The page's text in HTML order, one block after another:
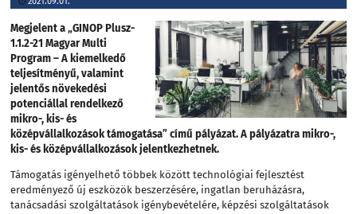
Megjelent a „GINOP Plusz-
1.1.2-21 Magyar Multi
Program – A kiemelkedő
teljesítményű, valamint
jelentős növekedési
potenciállal rendelkező
mikro-, kis- és
középvállalkozások támogatása” című pályázat. A pályázatra mikro-,
kis- és középvállalkozások jelentkezhetnek.
Támogatás igényelhető többek között technológiai fejlesztést
eredményező új eszközök beszerzésére, ingatlan beruházásra,
tanácsadási szolgáltatások igénybevételére, képzési szolgáltatások